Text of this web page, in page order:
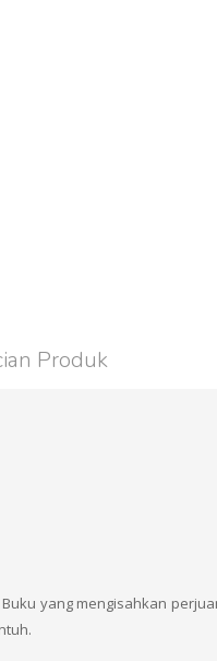
Produk
yang mengisahkan